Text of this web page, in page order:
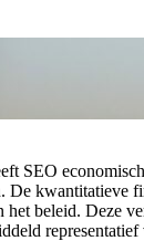
beleid. Deze